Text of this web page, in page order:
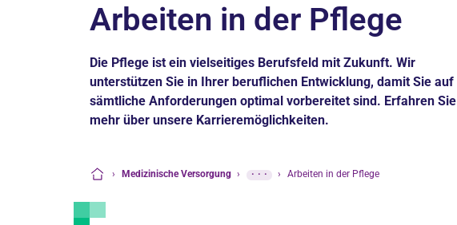
Arbeiten in der Pflege
Die Pflege ist ein vielseitiges Berufsfeld mit Zukunft. Wir
unterstützen Sie in Ihrer beruflichen Entwicklung, damit Sie auf
sämtliche Anforderungen optimal vorbereitet sind. Erfahren Sie
mehr über unsere Karrieremöglichkeiten.
› Medizinische Versorgung › ··· › Arbeiten in der Pflege